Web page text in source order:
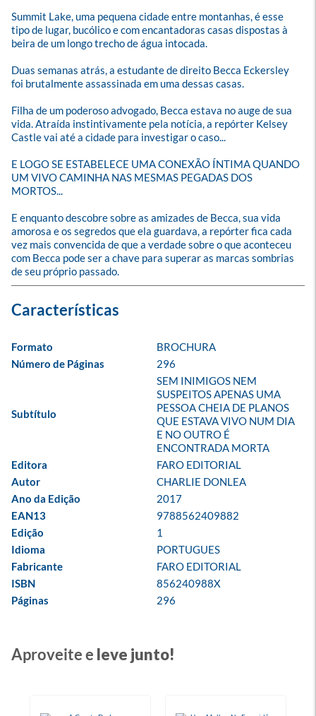
Summit Lake, uma pequena cidade entre montanhas, é esse
tipo de lugar, bucólico e com encantadoras casas dispostas à
beira de um longo trecho de água intocada.
Duas semanas atrás, a estudante de direito Becca Eckersley
foi brutalmente assassinada em uma dessas casas.
Filha de um poderoso advogado, Becca estava no auge de sua
vida. Atraída instintivamente pela notícia, a repórter Kelsey
Castle vai até a cidade para investigar o caso...
E LOGO SE ESTABELECE UMA CONEXÃO ÍNTIMA QUANDO
UM VIVO CAMINHA NAS MESMAS PEGADAS DOS
MORTOS...
E enquanto descobre sobre as amizades de Becca, sua vida
amorosa e os segredos que ela guardava, a repórter fica cada
vez mais convencida de que a verdade sobre o que aconteceu
com Becca pode ser a chave para superar as marcas sombrias
de seu próprio passado.
Formato
BROCHURA
Número de Páginas
296
Subtítulo
SEM INIMIGOS NEM
SUSPEITOS APENAS UMA
PESSOA CHEIA DE PLANOS
QUE ESTAVA VIVO NUM DIA
E NO OUTRO É
ENCONTRADA MORTA
Editora
FARO EDITORIAL
Autor
CHARLIE DONLEA
Ano da Edição
2017
EAN13
9788562409882
Edição
1
Idioma
PORTUGUES
Fabricante
FARO EDITORIAL
ISBN
856240988X
Páginas
296
Aproveite e leve junto!